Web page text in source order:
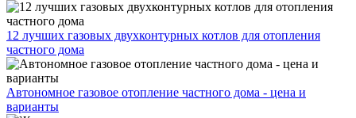
12 лучших газовых двухконтурных котлов для отопления
частного дома
Автономное газовое отопление частного дома - цена и
варианты